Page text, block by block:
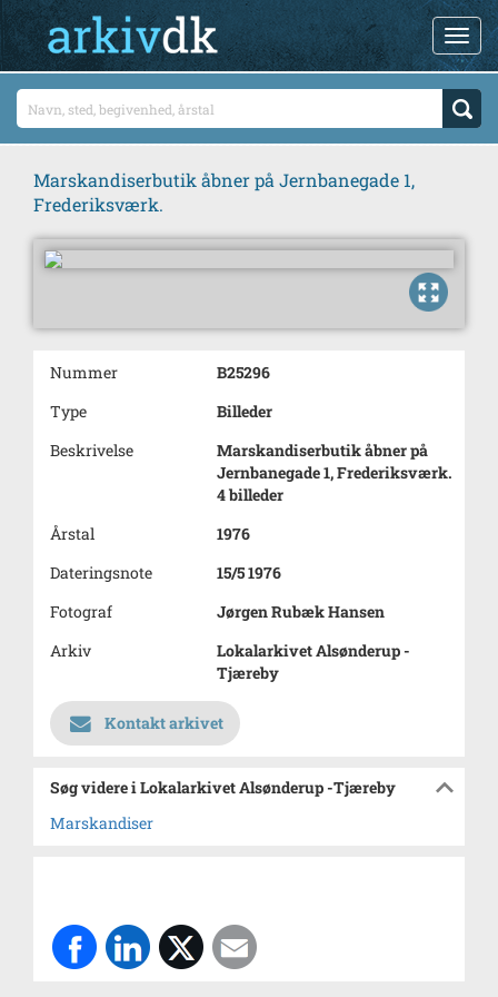
Marskandiserbutik åbner på Jernbanegade 1,
Frederiksværk.
Nummer
B25296
Type
Billeder
Beskrivelse
Marskandiserbutik åbner på
Jernbanegade 1, Frederiksværk.
4 billeder
Årstal
1976
Dateringsnote
15/5 1976
Fotograf
Jørgen Rubæk Hansen
Arkiv
Lokalarkivet Alsønderup -
Tjæreby
Kontakt arkivet
Søg videre i Lokalarkivet Alsønderup -Tjæreby
Marskandiser